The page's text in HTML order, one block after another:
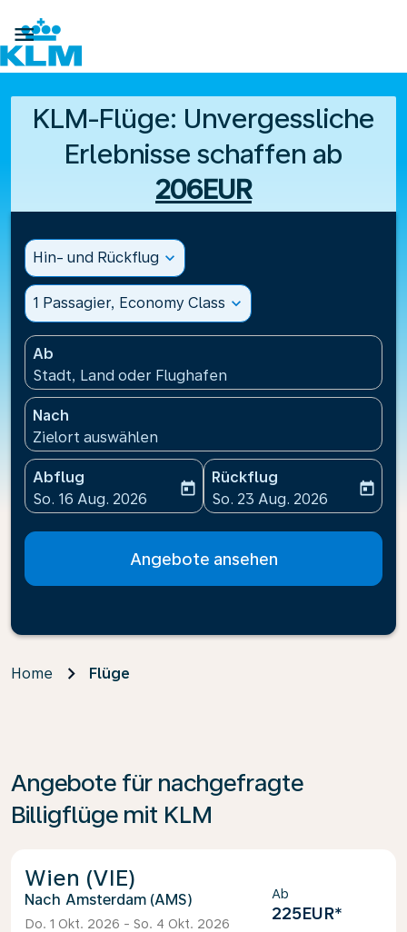

KLM-Flüge: Unvergessliche
Erlebnisse schaffen ab
206EUR
Hin- und Rückflug expand_more
1 Passagier, Economy Class expand_more
Ab
Stadt, Land oder Flughafen
Nach
Zielort auswählen
Abflug
fc-booking-departure-date-aria-label
So. 16 Aug. 2026
today
Rückflug
fc-booking-return-date-
So. 23 Aug. 2026
today
Angebote ansehen
Home Flüge
Angebote für nachgefragte
Billigflüge mit KLM
Wien (VIE)
Amsterdam (AMS)
Do. 1 Okt. 2026 - So. 4 Okt. 2026
Ab
225EUR*